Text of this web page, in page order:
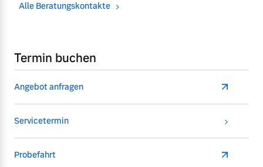
Alle Beratungskontakte
Termin buchen
Angebot anfragen
Servicetermin
Probefahrt